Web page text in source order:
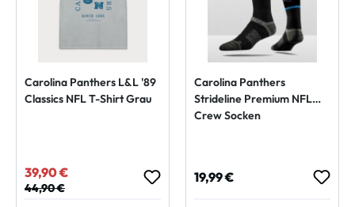
Carolina Panthers L&L '89
Classics NFL T-Shirt Grau
Verkaufspreis:
39,90 €
Regulärer Preis:
44,90 €
Carolina Panthers
Strideline Premium NFL
Crew Socken
Regulärer Preis:
19,99 €